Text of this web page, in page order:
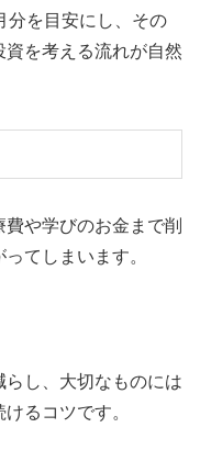
分を目安にし、その
を考える流れが自然
や学びのお金まで削
てしまいます。
し、大切なものには
るコツです。